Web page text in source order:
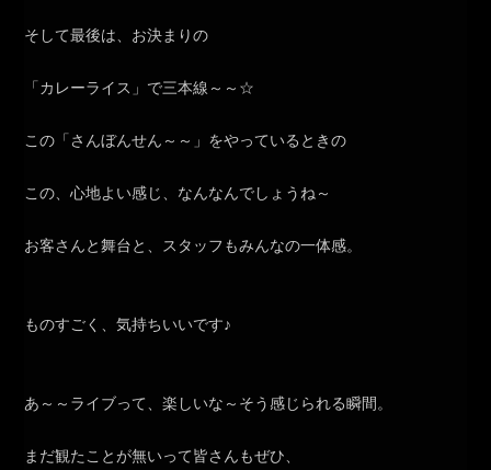
そして最後は、お決まりの
「カレーライス」で三本線～～☆
この「さんぼんせん～～」をやっているときの
この、心地よい感じ、なんなんでしょうね～
お客さんと舞台と、スタッフもみんなの一体感。
ものすごく、気持ちいいです♪
あ～～ライブって、楽しいな～そう感じられる瞬間。
まだ観たことが無いって皆さんもぜひ、